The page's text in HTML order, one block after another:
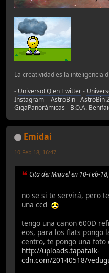
La creatividad es la inteligencia
- UniversoLQ en Twitter-
Instagram -AstroBin-AstroBin
GigaPanorámicas - B.O.A.
Emidai
10-Feb-18, 16:47
Cita de: Miquel en 10-Feb-
no se si te servirá, pero
una ccd
tengo una canon 600D
eos, para los flats pongo
centro, te pongo una foto
http://uploads.tapatalk-
cdn.com/20140518/